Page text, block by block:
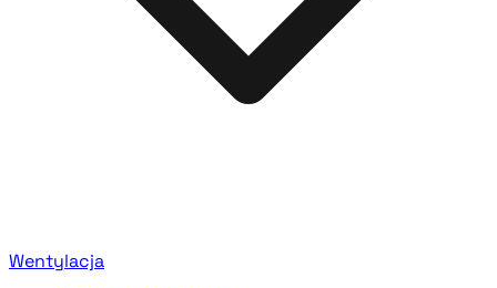
Wentylacja